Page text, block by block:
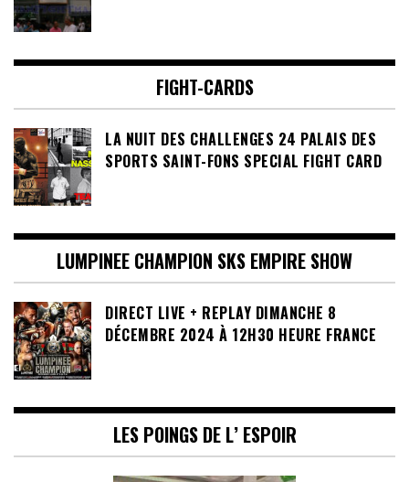
FIGHT-CARDS
LA NUIT DES CHALLENGES 24 PALAIS DES
SPORTS SAINT-FONS SPECIAL FIGHT CARD
LUMPINEE CHAMPION SKS EMPIRE SHOW
DIRECT LIVE + REPLAY DIMANCHE 8
DÉCEMBRE 2024 À 12H30 HEURE FRANCE
LES POINGS DE L’ ESPOIR